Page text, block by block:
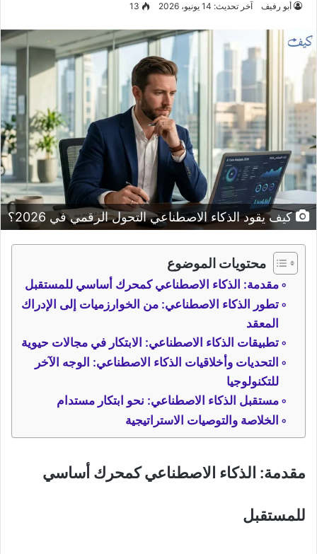
أبو رفيف آخر تحديث: 14 يونيو، 2026 13
كيف يقود الذكاء الاصطناعي التحول الرقمي في 2026؟
محتويات الموضوع
مقدمة: الذكاء الاصطناعي كمحرك أساسي للمستقبل
تطور الذكاء الاصطناعي: من الخوارزميات إلى الإدراك
المعقد
تطبيقات الذكاء الاصطناعي: الابتكار في مجالات حيوية
التحديات وأخلاقيات الذكاء الاصطناعي: الوجه الآخر
للتكنولوجيا
مستقبل الذكاء الاصطناعي: نحو ابتكار مستدام
الخلاصة والتوصيات الاستراتيجية
مقدمة: الذكاء الاصطناعي كمحرك أساسي
للمستقبل